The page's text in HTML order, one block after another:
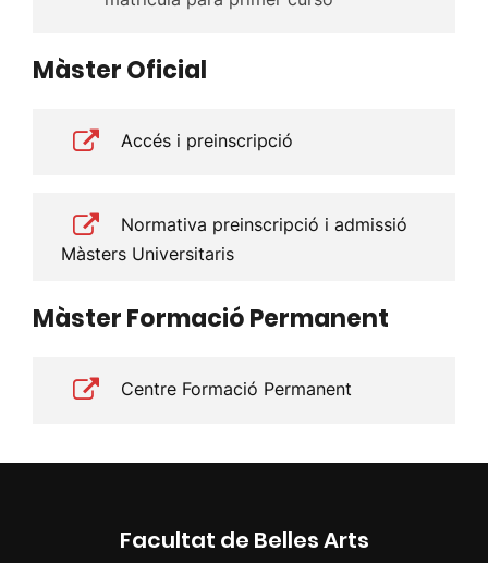
Màster Oficial
Accés i preinscripció
Normativa preinscripció i admissió
Màsters Universitaris
Màster Formació Permanent
Centre Formació Permanent
Facultat de Belles Arts